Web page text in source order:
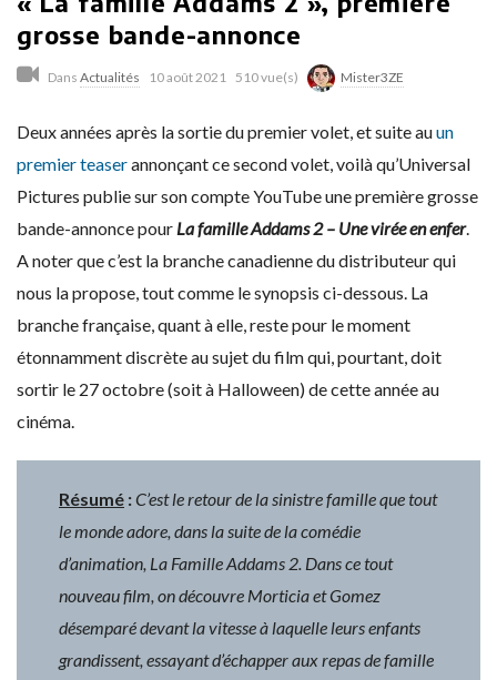
grosse bande-annonce
Dans Actualités 10 août 2021 510 vue(s) Mister3ZE
Deux années après la sortie du premier volet, et suite auun
premier teaserannonçant ce second volet, voilà qu’Universal
Pictures publie sur son compte YouTube une première grosse
bande-annonce pour La famille Addams 2 – Une virée en enfer.
A noter que c’est la branche canadienne du distributeur qui
nous la propose, tout comme le synopsis ci-dessous. La
branche française, quant à elle, reste pour le moment
étonnamment discrète au sujet du film qui, pourtant, doit
sortir le 27 octobre (soit à Halloween) de cette année au
cinéma.
Résumé :C’est le retour de la sinistre famille que tout
le monde adore, dans la suite de la comédie
d’animation, La Famille Addams 2. Dans ce tout
nouveau film, on découvre Morticia et Gomez
désemparé devant la vitesse à laquelle leurs enfants
grandissent, essayant d’échapper aux repas de famille